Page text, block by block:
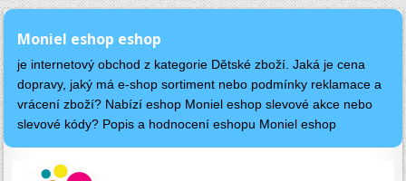
Moniel eshop eshop
je internetový obchod z kategorie Dětské zboží. Jaká je cena
dopravy, jaký má e-shop sortiment nebo podmínky reklamace a
vrácení zboží? Nabízí eshop Moniel eshop slevové akce nebo
slevové kódy? Popis a hodnocení eshopu Moniel eshop